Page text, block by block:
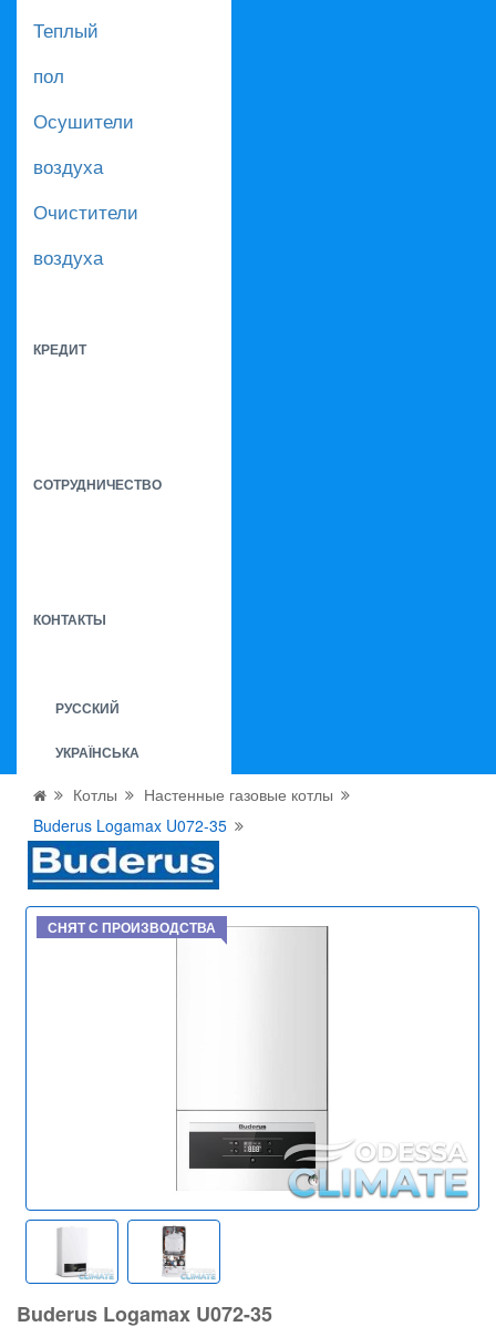
Теплый
пол
Осушители
воздуха
Очистители
воздуха
КРЕДИТ
СОТРУДНИЧЕСТВО
КОНТАКТЫ
РУССКИЙ
УКРАЇНСЬКА
Котлы
Настенные газовые котлы
Buderus Logamax U072-35
СНЯТ С ПРОИЗВОДСТВА
Buderus Logamax U072-35